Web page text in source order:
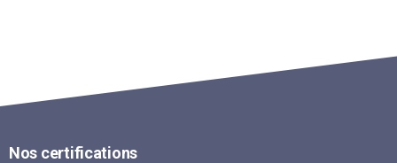
Nos certifications